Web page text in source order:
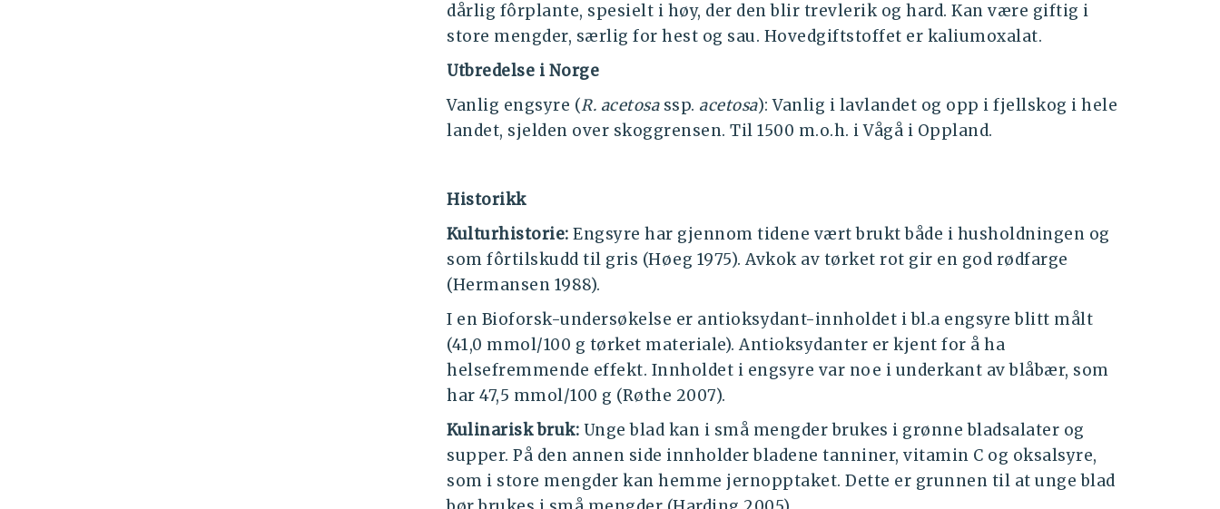
dårlig fôrplante, spesielt i høy, der den blir trevlerik og hard. Kan være giftig i
store mengder, særlig for hest og sau. Hovedgiftstoffet er kaliumoxalat.
Utbredelse i Norge
Vanlig engsyre (R. acetosa ssp. acetosa): Vanlig i lavlandet og opp i fjellskog i hele
landet, sjelden over skoggrensen. Til 1500 m.o.h. i Vågå i Oppland.
Historikk
Kulturhistorie: Engsyre har gjennom tidene vært brukt både i husholdningen og
som fôrtilskudd til gris (Høeg 1975). Avkok av tørket rot gir en god rødfarge
(Hermansen 1988).
I en Bioforsk-undersøkelse er antioksydant-innholdet i bl.a engsyre blitt målt
(41,0 mmol/100 g tørket materiale). Antioksydanter er kjent for å ha
helsefremmende effekt. Innholdet i engsyre var noe i underkant av blåbær, som
har 47,5 mmol/100 g (Røthe 2007).
Kulinarisk bruk: Unge blad kan i små mengder brukes i grønne bladsalater og
supper. På den annen side innholder bladene tanniner, vitamin C og oksalsyre,
som i store mengder kan hemme jernopptaket. Dette er grunnen til at unge blad